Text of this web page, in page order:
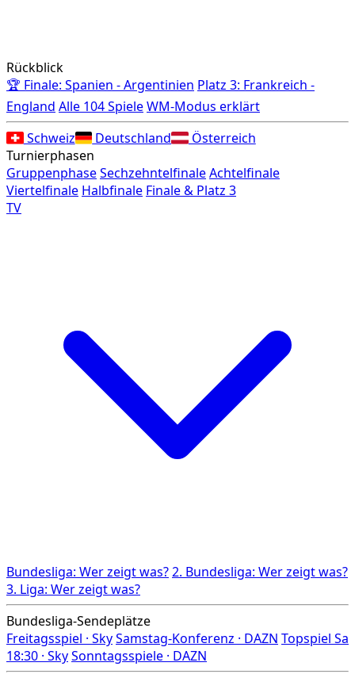
Rückblick
🏆 Finale: Spanien - Argentinien Platz 3: Frankreich -
England Alle 104 SpieleWM-Modus erklärt
Schweiz
Deutschland
Österreich
Turnierphasen
GruppenphaseSechzehntelfinaleAchtelfinale
Viertelfinale Halbfinale Finale & Platz 3
TV
Bundesliga: Wer zeigt was?2. Bundesliga: Wer zeigt was?
3. Liga: Wer zeigt was?
Bundesliga-Sendeplätze
Freitagsspiel · SkySamstag-Konferenz · DAZN Topspiel Sa
18:30 · SkySonntagsspiele · DAZN